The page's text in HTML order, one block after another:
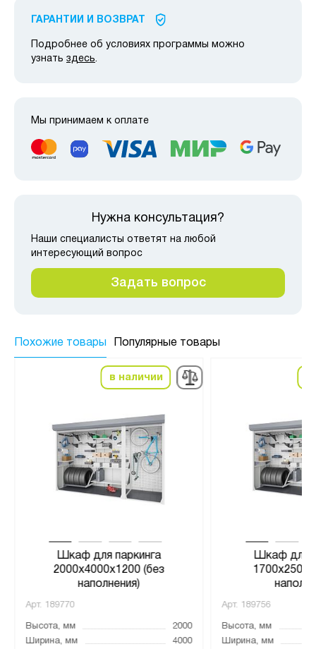
ГАРАНТИИ И ВОЗВРАТ
Подробнее об условиях программы можно
узнать здесь.
Мы принимаем к оплате
Нужна консультация?
Наши специалисты ответят на любой
интересующий вопрос
Задать вопрос
Похожие товары Популярные товары
в наличии
Шкаф для паркинга
2000х4000х1200 (без
наполнения)
Арт. 189770
Высота, мм
2000
Ширина, мм
4000
Шкаф для
Арт. 189756
Высота, мм
Ширина, мм